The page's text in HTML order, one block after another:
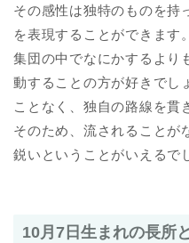
その感性は独特のものを持
を表現することができます。
集団の中でなにかするより
動することの方が好きでし
ことなく、独自の路線を貫
そのため、流されることが
鋭いということがいえるで
10月7日生まれの長所